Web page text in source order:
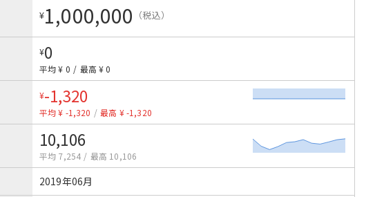
¥1,000,000 （税込）
¥0
平均 ¥ 0 / 最高 ¥ 0
¥-1,320
平均 ¥ -1,320 / 最高 ¥ -1,320
10,106
平均 7,254 / 最高 10,106
2019年06月